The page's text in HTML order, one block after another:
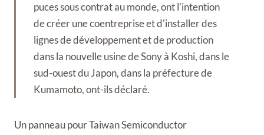
puces sous contrat au monde, ont l'intention
de créer une coentreprise et d'installer des
lignes de développement et de production
dans la nouvelle usine de Sony à Koshi, dans le
sud-ouest du Japon, dans la préfecture de
Kumamoto, ont-ils déclaré.
Un panneau pour Taiwan Semiconductor